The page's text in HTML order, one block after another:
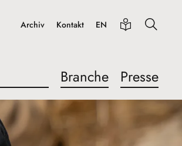
Branche Presse
Archiv Kontakt EN